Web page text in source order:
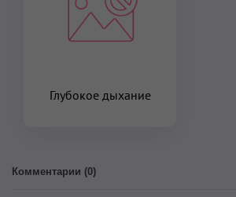
Глубокое дыхание
Комментарии (0)